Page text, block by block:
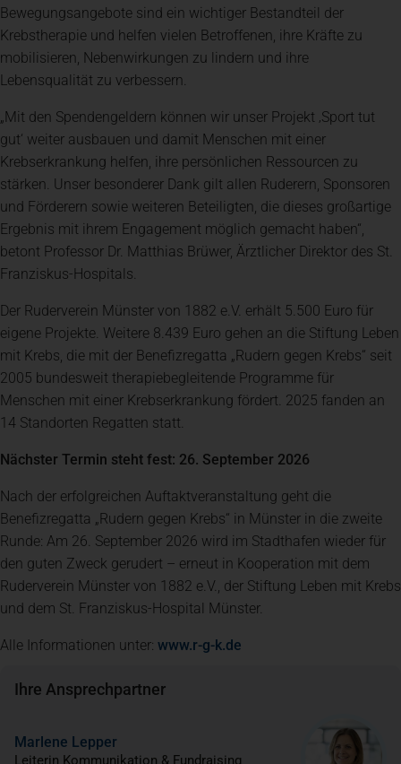
Bewegungsangebote sind ein wichtiger Bestandteil der
Krebstherapie und helfen vielen Betroffenen, ihre Kräfte zu
mobilisieren, Nebenwirkungen zu lindern und ihre
Lebensqualität zu verbessern.
„Mit den Spendengeldern können wir unser Projekt ‚Sport tut
gut‘ weiter ausbauen und damit Menschen mit einer
Krebserkrankung helfen, ihre persönlichen Ressourcen zu
stärken. Unser besonderer Dank gilt allen Ruderern, Sponsoren
und Förderern sowie weiteren Beteiligten, die dieses großartige
Ergebnis mit ihrem Engagement möglich gemacht haben“,
betont Professor Dr. Matthias Brüwer, Ärztlicher Direktor des St.
Franziskus-Hospitals.
Der Ruderverein Münster von 1882 e.V. erhält 5.500 Euro für
eigene Projekte. Weitere 8.439 Euro gehen an die Stiftung Leben
mit Krebs, die mit der Benefizregatta „Rudern gegen Krebs“ seit
2005 bundesweit therapiebegleitende Programme für
Menschen mit einer Krebserkrankung fördert. 2025 fanden an
14 Standorten Regatten statt.
Nächster Termin steht fest: 26. September 2026
Nach der erfolgreichen Auftaktveranstaltung geht die
Benefizregatta „Rudern gegen Krebs“ in Münster in die zweite
Runde: Am 26. September 2026 wird im Stadthafen wieder für
den guten Zweck gerudert – erneut in Kooperation mit dem
Ruderverein Münster von 1882 e.V., der Stiftung Leben mit Krebs
und dem St. Franziskus-Hospital Münster.
Alle Informationen unter: www.r-g-k.de
Ihre Ansprechpartner
Marlene Lepper
Leiterin Kommunikation & Fundraising